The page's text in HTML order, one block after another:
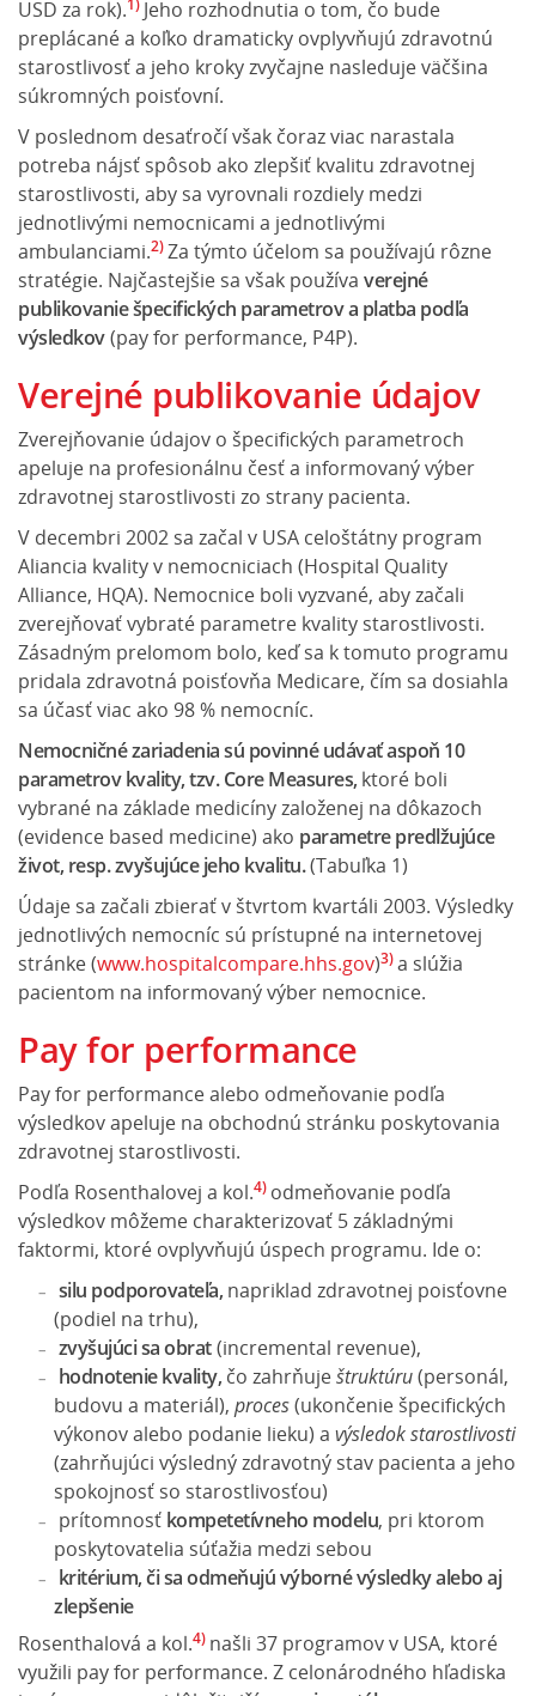
USD za rok). Jeho rozhodnutia o tom, čo bude
preplácané a koľko dramaticky ovplyvňujú zdravotnú
starostlivosť a jeho kroky zvyčajne nasleduje väčšina
súkromných poisťovní.
V poslednom desaťročí však čoraz viac narastala
potreba nájsť spôsob ako zlepšiť kvalitu zdravotnej
starostlivosti, aby sa vyrovnali rozdiely medzi
jednotlivými nemocnicami a jednotlivými
ambulanciami.2)Za týmto účelom sa používajú rôzne
stratégie. Najčastejšie sa však používa verejné
publikovanie špecifických parametrov a platba podľa
výsledkov(pay for performance, P4P).
Verejné publikovanie údajov
Zverejňovanie údajov o špecifických parametroch
apeluje na profesionálnu česť a informovaný výber
zdravotnej starostlivosti zo strany pacienta.
V decembri 2002 sa začal v USA celoštátny program
Aliancia kvality v nemocniciach (Hospital Quality
Alliance, HQA). Nemocnice boli vyzvané, aby začali
zverejňovať vybraté parametre kvality starostlivosti.
Zásadným prelomom bolo, keď sa k tomuto programu
pridala zdravotná poisťovňa Medicare, čím sa dosiahla
sa účasť viac ako 98 % nemocníc.
Nemocničné zariadenia sú povinné udávať aspoň 10
parametrov kvality, tzv. Core Measures, ktoré boli
vybrané na základe medicíny založenej na dôkazoch
(evidence based medicine) ako parametre predlžujúce
život, resp. zvyšujúce jeho kvalitu.(Tabuľka 1)
Údaje sa začali zbierať v štvrtom kvartáli 2003. Výsledky
jednotlivých nemocníc sú prístupné na internetovej
stránke (www.hospitalcompare.hhs.gov)3)a slúžia
pacientom na informovaný výber nemocnice.
Pay for performance
Pay for performance alebo odmeňovanie podľa
výsledkov apeluje na obchodnú stránku poskytovania
zdravotnej starostlivosti.
Podľa Rosenthalovej a kol.4)odmeňovanie podľa
výsledkov môžeme charakterizovať 5 základnými
faktormi, ktoré ovplyvňujú úspech programu. Ide o:
silu podporovateľa, napriklad zdravotnej poisťovne
(podiel na trhu),
zvyšujúci sa obrat(incremental revenue),
hodnotenie kvality, čo zahrňuještruktúru(personál,
budovu a materiál),proces(ukončenie špecifických
výkonov alebo podanie lieku) avýsledokstarostlivosti
(zahrňujúci výsledný zdravotný stav pacienta a jeho
spokojnosť so starostlivosťou)
prítomnosť kompetetívneho modelu, pri ktorom
poskytovatelia súťažia medzi sebou
kritérium, či sa odmeňujú výborné výsledky alebo aj
zlepšenie
Rosenthalová a kol.4)našli 37 programov v USA, ktoré
využili pay for performance. Z celonárodného hľadiska